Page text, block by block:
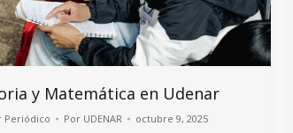
y Matemática en Udenar
Periódico Por UDENAR octubre 9, 2025